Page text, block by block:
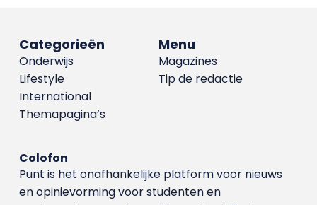
Menu
Magazines
Tip de redactie
Categorieën
Onderwijs
Lifestyle
International
Themapagina’s
Colofon
Punt is het onafhankelijke platform voor nieuws
en opinievorming voor studenten en